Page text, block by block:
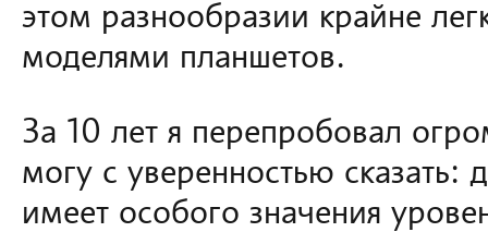
этом разнообразии крайне
моделями планшетов.
За 10 лет я перепробовал
могу с уверенностью сказать:
имеет особого значения